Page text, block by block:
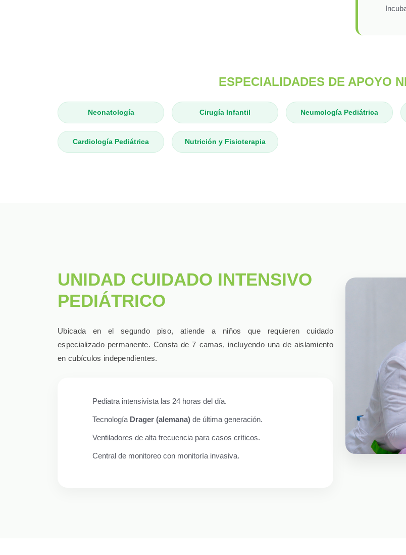
ESPECIALIDADES DE APOYO
Neonatología Cirugía Infantil Neumología Pediátrica
Cardiología Pediátrica Nutrición y Fisioterapia
UNIDAD CUIDADO INTENSIVO
PEDIÁTRICO
Ubicada en el segundo piso, atiende a niños que requieren cuidado
especializado permanente. Consta de 7 camas, incluyendo una de aislamiento
en cubículos independientes.
Pediatra intensivista las 24 horas del día.
Tecnología Drager (alemana)de última generación.
Ventiladores de alta frecuencia para casos críticos.
Central de monitoreo con monitoría invasiva.